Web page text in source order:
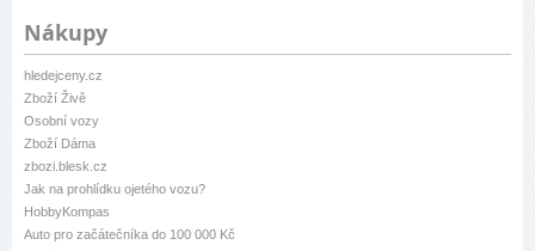
Nákupy
hledejceny.cz
Zboží Živě
Osobní vozy
Zboží Dáma
zbozi.blesk.cz
Jak na prohlídku ojetého vozu?
HobbyKompas
Auto pro začátečníka do 100 000 Kč